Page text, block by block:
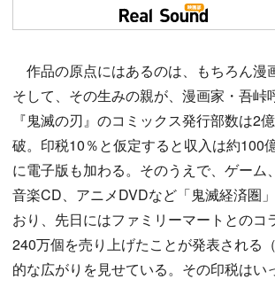
作品の原点にはあるのは、もちろん漫
そして、その生みの親が、漫画家・吾峠
『鬼滅の刃』のコミックス発行部数は2
破。印税10％と仮定すると収入は約100
に電子版も加わる。そのうえで、ゲーム
音楽CD、アニメDVDなど「鬼滅経済圏
おり、先日にはファミリーマートとのコ
240万個を売り上げたことが発表される
的な広がりを見せている。その印税はい